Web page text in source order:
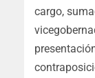
cargo,